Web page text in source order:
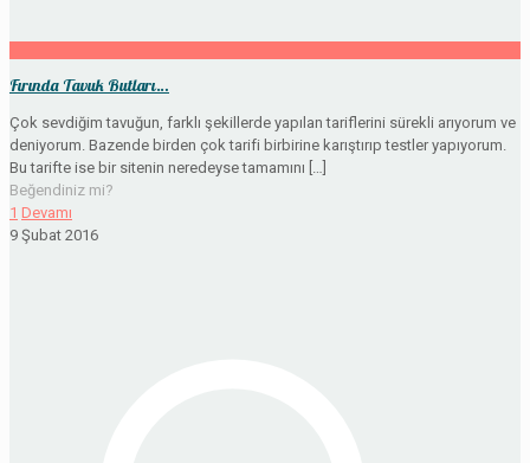
Fırında Tavuk Butları…
Çok sevdiğim tavuğun, farklı şekillerde yapılan tariflerini sürekli arıyorum ve
deniyorum. Bazende birden çok tarifi birbirine karıştırıp testler yapıyorum.
Bu tarifte ise bir sitenin neredeyse tamamını
Beğendiniz mi?
1 Devamı
9 Şubat 2016